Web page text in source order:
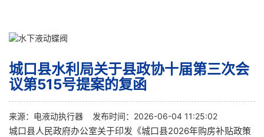
城口县水利局关于县政协十届第三次会
议第515号提案的复函
来源： 电液动执行器 发布时间：2026-06-04 11:25:02
城口县人民政府办公室关于印发《城口县2026年购房补贴政策